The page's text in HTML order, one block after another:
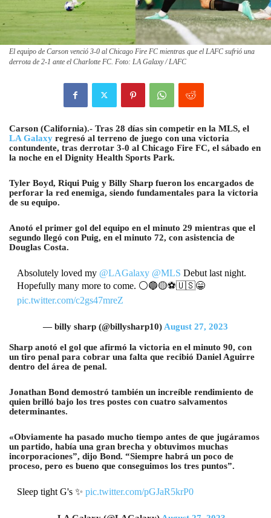
El equipo de Carson venció 3-0 al Chicago Fire FC mientras que el LAFC sufrió una
derrota de 2-1 ante el Charlotte FC. Foto: LA Galaxy / LAFC
Carson (California).- Tras 28 días sin competir en la MLS, el
LA Galaxy regresó al terreno de juego con una victoria
contundente, tras derrotar 3-0 al Chicago Fire FC, el sábado en
la noche en el Dignity Health Sports Park.
Tyler Boyd, Riqui Puig y Billy Sharp fueron los encargados de
perforar la red enemiga, siendo fundamentales para la victoria
de su equipo.
Anotó el primer gol del equipo en el minuto 29 mientras que el
segundo llegó con Puig, en el minuto 72, con asistencia de
Douglas Costa.
Absolutely loved my @LAGalaxy @MLS Debut last night.
Hopefully many more to come. ⚪️🔵🟡⚽️🇺🇸😁
pic.twitter.com/c2gs47mreZ
— billy sharp (@billysharp10) August 27, 2023
Sharp anotó el gol que afirmó la victoria en el minuto 90, con
un tiro penal para cobrar una falta que recibió Daniel Aguirre
dentro del área de penal.
Jonathan Bond demostró también un increíble rendimiento de
quien brilló bajo los tres postes con cuatro salvamentos
determinantes.
«Obviamente ha pasado mucho tiempo antes de que jugáramos
un partido, había una gran brecha y obtuvimos muchas
incorporaciones”, dijo Bond. “Siempre habrá un poco de
proceso, pero es bueno que conseguimos los tres puntos”.
Sleep tight G's ✨ pic.twitter.com/pGJaR5krP0